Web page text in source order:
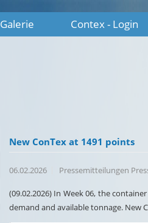
Galerie Contex - Login
New ConTex at 1491 points
06.02.2026 Pressemitteilungen
(09.02.2026) In Week 06, the
demand and available tonnage. New